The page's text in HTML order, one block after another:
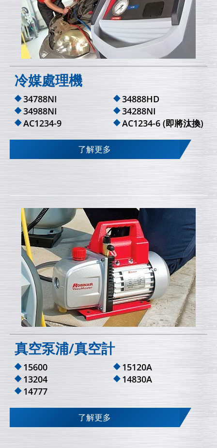
冷媒處理機
34788NI
34888HD
34988NI
34288NI
AC1234-9
AC1234-6 (即將汰換)
了解更多
真空泵浦/真空計
15600
15120A
13204
14830A
14777
了解更多